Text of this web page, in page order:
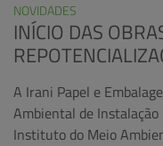
NOVIDADES
INÍCIO DAS
A Irani Papel e
Ambiental de
Instituto do Meio